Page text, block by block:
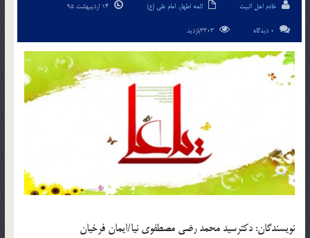
خادم اهل البیت ائمه اطهار, امام علی (ع)
0 دیدگاه
نویسندگان: دکترسید محمد رضی مصطفوی نیا/ایمان فرخیان